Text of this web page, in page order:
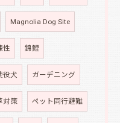
Magnolia Dog Site
性 錦鯉
役犬 ガーデニング
対策 ペット同行避難